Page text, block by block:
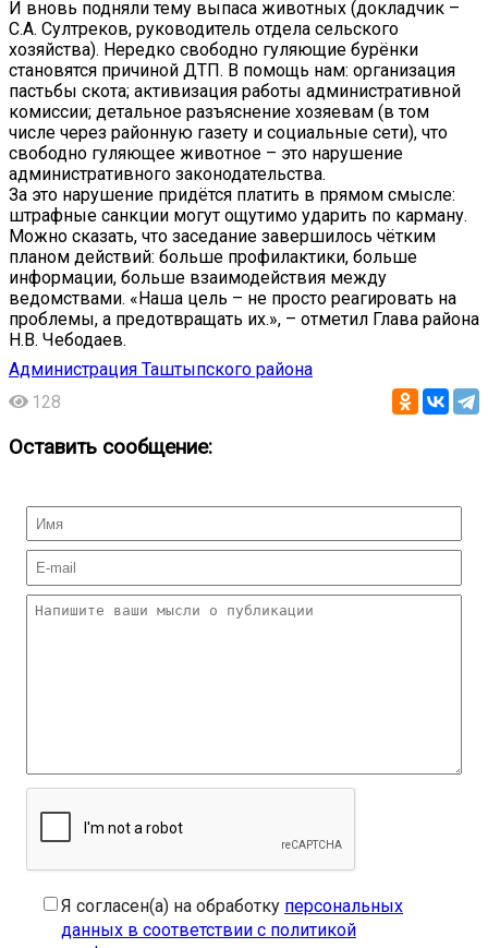
И вновь подняли тему выпаса животных (докладчик –
С.А. Султреков, руководитель отдела сельского
хозяйства). Нередко свободно гуляющие бурёнки
становятся причиной ДТП. В помощь нам: организация
пастьбы скота; активизация работы административной
комиссии; детальное разъяснение хозяевам (в том
числе через районную газету и социальные сети), что
свободно гуляющее животное – это нарушение
административного законодательства.
За это нарушение придётся платить в прямом смысле:
штрафные санкции могут ощутимо ударить по карману.
Можно сказать, что заседание завершилось чётким
планом действий: больше профилактики, больше
информации, больше взаимодействия между
ведомствами. «Наша цель – не просто реагировать на
проблемы, а предотвращать их.», – отметил Глава района
Н.В. Чебодаев.
Администрация Таштыпского района
128
Оставить сообщение:
Я согласен(а) на обработку персональных
данных в соответствии с политикой